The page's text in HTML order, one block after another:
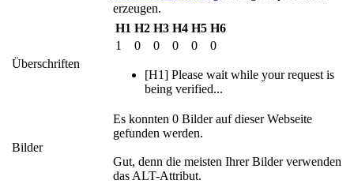
erzeugen.
Überschriften
H1 H2 H3 H4 H5 H6
1
0 0 0 0 0
[H1] Please wait while your request is
being verified...
Bilder
Es konnten 0 Bilder auf dieser Webseite
gefunden werden.
Gut, denn die meisten Ihrer Bilder verwenden
das ALT-Attribut.